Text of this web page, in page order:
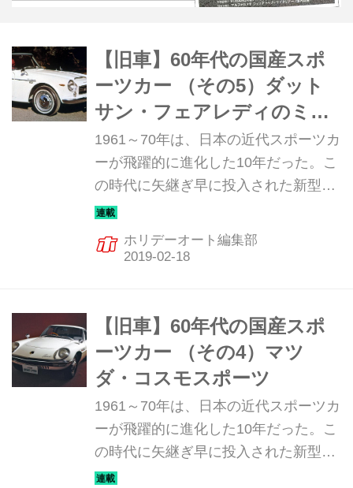
【旧車】60年代の国産スポ
ーツカー （その5）ダット
サン・フェアレディのミ
ニ・ヒストリー
1961～70年は、日本の近代スポーツカ
ーが飛躍的に進化した10年だった。こ
の時代に矢継ぎ早に投入された新型ス
ポーツカーは、まさに日本の自動車技
術の進化の歴史と言っていい。そんな
飛躍の10年を彩った珠玉のマシンを振
だ。
ホリデーオート編集部
【旧車】60年代の国産スポ
ーツカー （その4）マツ
ダ・コスモスポーツ
1961～70年は、日本の近代スポーツカ
ーが飛躍的に進化した10年だった。こ
の時代に矢継ぎ早に投入された新型ス
ポーツカーは、まさに日本の自動車技